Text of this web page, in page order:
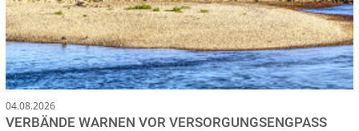
04.08.2026
VERBÄNDE WARNEN VOR VERSORGUNGSENGPASS